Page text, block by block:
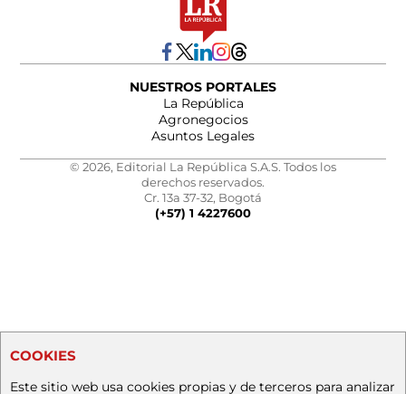
NUESTROS PORTALES
La República
Agronegocios
Asuntos Legales
© 2026, Editorial La República S.A.S. Todos los
derechos reservados.
Cr. 13a 37-32, Bogotá
(+57) 1 4227600
COOKIES
Este sitio web usa cookies propias y de terceros para analizar